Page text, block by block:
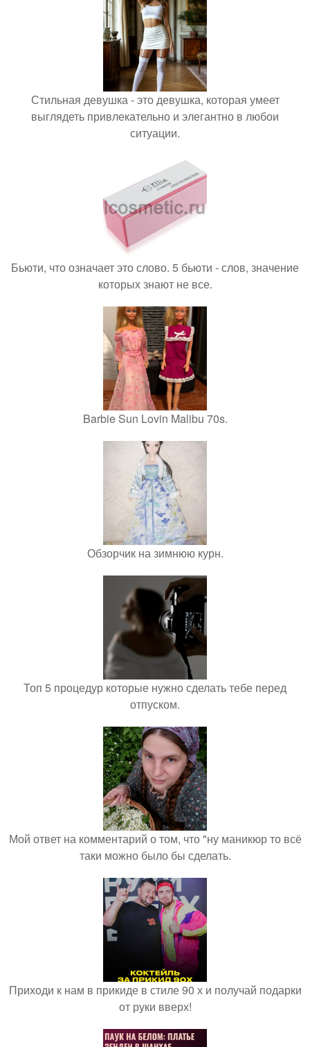
Стильная девушка - это девушка, которая умеет
выглядеть привлекательно и элегантно в любои
ситуации.
Бьюти, что означает это слово. 5 бьюти - слов, значение
которых знают не все.
Barbie Sun Lovin Malibu 70s.
Обзорчик на зимнюю курн.
Топ 5 процедур которые нужно сделать тебе перед
отпуском.
Мой ответ на комментарий о том, что "ну маникюр то всё
таки можно было бы сделать.
Приходи к нам в прикиде в стиле 90 х и получай подарки
от руки вверх!